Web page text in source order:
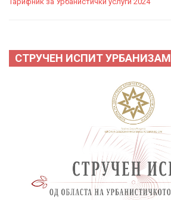
СТРУЧЕН ИСПИТ УРБАНИЗАМ